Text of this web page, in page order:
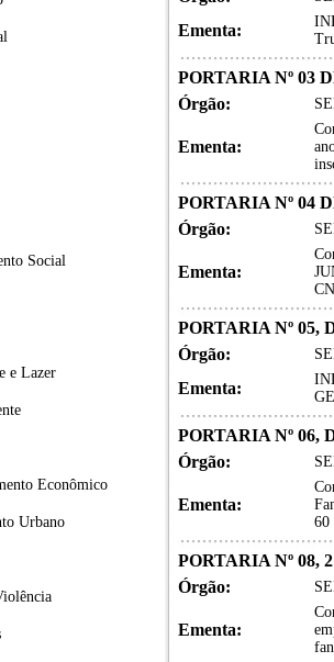
Social
e Lazer
Econômico
Urbano
Ementa:
PORTARIA Nº 03
Órgão:
Ementa:
PORTARIA Nº 04
Órgão:
Ementa:
PORTARIA Nº 05,
Órgão:
Ementa:
PORTARIA Nº 06,
Órgão:
Ementa:
60
PORTARIA Nº 08,
Órgão:
Ementa: